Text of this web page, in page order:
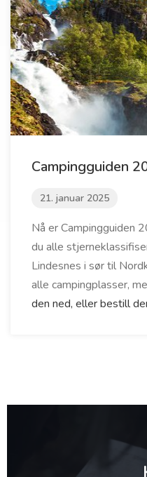
Campingguiden
21. januar 2025
Nå er Campingguiden
du alle
Lindesnes i sør til
alle campingplasser,
den ned, eller bestill